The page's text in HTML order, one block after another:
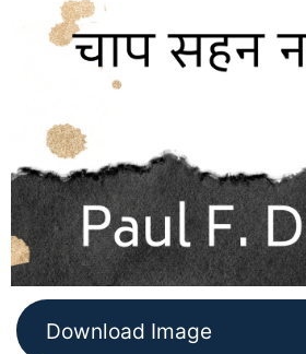
Download Image